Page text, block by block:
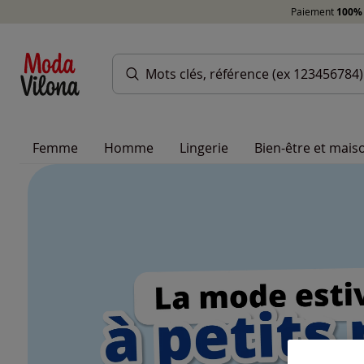
Paiement
Femme Homme Lingerie Bien-être et